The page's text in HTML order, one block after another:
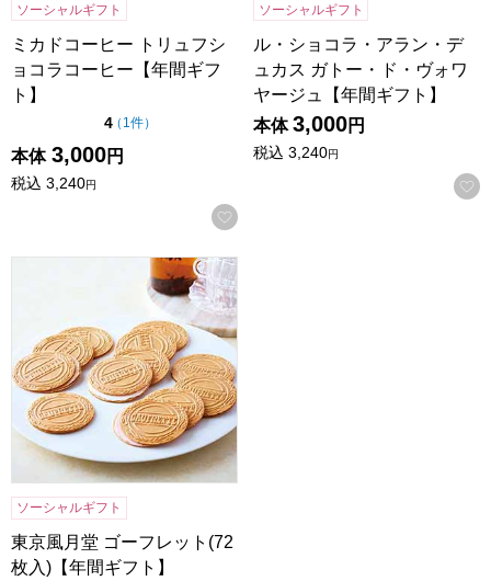
ソーシャルギフト
ミカドコーヒー トリュフシ
ョコラコーヒー【年間ギフ
ト】
4点（5点満点中）
（ 1件の評価
）
本体 3,000円
税込 3,240円
お気に入りに登録する
ソーシャルギフト
ル・ショコラ・アラン・デ
ュカス ガトー・ド・ヴォワ
ヤージュ【年間ギフト】
本体 3,000円
税込 3,240円
東京風月堂 ゴーフレット(72枚入)【年間ギフト】
ソーシャルギフト
東京風月堂 ゴーフレット(72
枚入)【年間ギフト】